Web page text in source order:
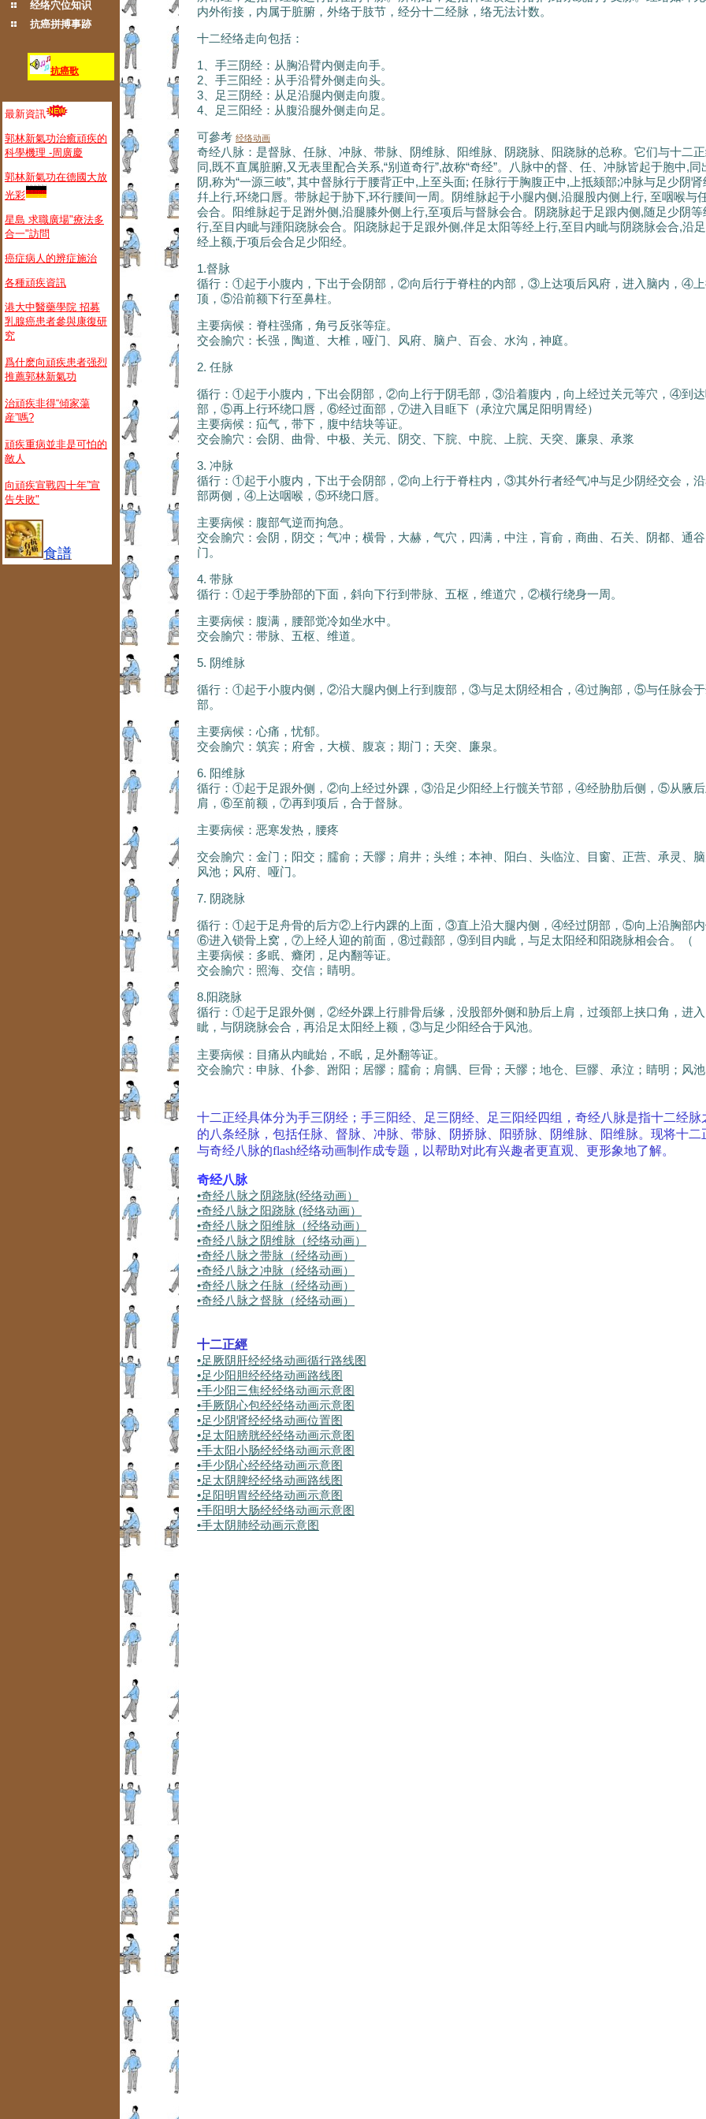
经络穴位知识
抗癌拼搏事跡
抗癌歌
最新資訊
郭林新氣功治癒頑疾的
科學機理 -周廣慶
郭林新氣功在德國大放
光彩
星島 求職廣場"療法多
合一"訪問
癌症病人的辨症施治
各種頑疾資訊
港大中醫藥學院 招募
乳腺癌患者參與康復研
究
爲什麽向頑疾患者强烈
推薦郭林新氣功
治頑疾非得“傾家蕩
産”嗎?
頑疾重病並非是可怕的
敵人
向頑疾宣戰四十年”宣
告失敗"
食譜
内外衔接，内属于脏腑，外络于肢节，经分十二经脉，络无法计数。
十二经络走向包括：
1、手三阴经：从胸沿臂内侧走向手。
2、手三阳经：从手沿臂外侧走向头。
3、足三阴经：从足沿腿内侧走向腹。
4、足三阳经：从腹沿腿外侧走向足。
可參考 经络动画
奇经八脉：是督脉、任脉、冲脉、带脉、阴维脉、阳维脉、阴跷脉、阳跷脉的总称。它们与十二
同,既不直属脏腑,又无表里配合关系,“别道奇行”,故称“奇经”。八脉中的督、任、冲脉皆起于胞中,同
阴,称为“一源三岐”, 其中督脉行于腰背正中,上至头面; 任脉行于胸腹正中,上抵颏部;冲脉与足少阴肾
幷上行,环绕口唇。带脉起于胁下,环行腰间一周。阴维脉起于小腿内侧,沿腿股内侧上行, 至咽喉与
会合。阳维脉起于足跗外侧,沿腿膝外侧上行,至项后与督脉会合。阴跷脉起于足跟内侧,随足少阴等
行,至目内眦与踵阳跷脉会合。阳跷脉起于足跟外侧,伴足太阳等经上行,至目内眦与阴跷脉会合,沿
经上额,于项后会合足少阳经。
1.督脉
循行：①起于小腹内，下出于会阴部，②向后行于脊柱的内部，③上达项后风府，进入脑内，④
顶，⑤沿前额下行至鼻柱。
主要病候：脊柱强痛，角弓反张等症。
交会腧穴：长强，陶道、大椎，哑门、风府、脑户、百会、水沟，神庭。
2. 任脉
循行：①起于小腹内，下出会阴部，②向上行于阴毛部，③沿着腹内，向上经过关元等穴，④到
部，⑤再上行环绕口唇，⑥经过面部，⑦进入目眶下（承泣穴属足阳明胃经）
主要病候：疝气，带下，腹中结块等证。
交会腧穴：会阴、曲骨、中极、关元、阴交、下脘、中脘、上脘、天突、廉泉、承浆
3. 冲脉
循行：①起于小腹内，下出于会阴部，②向上行于脊柱内，③其外行者经气冲与足少阴经交会，
部两侧，④上达咽喉，⑤环绕口唇。
主要病候：腹部气逆而拘急。
交会腧穴：会阴，阴交；气冲；横骨，大赫，气穴，四满，中注，肓俞，商曲、石关、阴都、通
门。
4. 带脉
循行：①起于季胁部的下面，斜向下行到带脉、五枢，维道穴，②横行绕身一周。
主要病候：腹满，腰部觉冷如坐水中。
交会腧穴：带脉、五枢、维道。
5. 阴维脉
循行：①起于小腹内侧，②沿大腿内侧上行到腹部，③与足太阴经相合，④过胸部，⑤与任脉会
部。
主要病候：心痛，忧郁。
交会腧穴：筑宾；府舍，大横、腹哀；期门；天突、廉泉。
6. 阳维脉
循行：①起于足跟外侧，②向上经过外踝，③沿足少阳经上行髋关节部，④经胁肋后侧，⑤从腋后
肩，⑥至前额，⑦再到项后，合于督脉。
主要病候：恶寒发热，腰疼
交会腧穴：金门；阳交；臑俞；天髎；肩井；头维；本神、阳白、头临泣、目窗、正营、承灵、脑
风池；风府、哑门。
7. 阴跷脉
循行：①起于足舟骨的后方②上行内踝的上面，③直上沿大腿内侧，④经过阴部，⑤向上沿胸部内
⑥进入锁骨上窝，⑦上经人迎的前面，⑧过颧部，⑨到目内眦，与足太阳经和阳跷脉相会合。（
主要病候：多眠、癃闭，足内翻等证。
交会腧穴：照海、交信；睛明。
8.阳跷脉
循行：①起于足跟外侧，②经外踝上行腓骨后缘，没股部外侧和胁后上肩，过颈部上挟口角，进
眦，与阴跷脉会合，再沿足太阳经上额，③与足少阳经合于风池。
主要病候：目痛从内眦始，不眠，足外翻等证。
交会腧穴：申脉、仆参、跗阳；居髎；臑俞；肩髃、巨骨；天髎；地仓、巨髎、承泣；睛明；风池
十二正经具体分为手三阴经；手三阳经、足三阴经、足三阳经四组，奇经八脉是指十二经脉
的八条经脉，包括任脉、督脉、冲脉、带脉、阴挢脉、阳骄脉、阴维脉、阳维脉。现将十二
与奇经八脉的flash经络动画制作成专题，以帮助对此有兴趣者更直观、更形象地了解。
奇经八脉
•奇经八脉之阴跷脉(经络动画）
•奇经八脉之阳跷脉 (经络动画）
•奇经八脉之阳维脉（经络动画）
•奇经八脉之阴维脉（经络动画）
•奇经八脉之带脉（经络动画）
•奇经八脉之冲脉（经络动画）
•奇经八脉之任脉（经络动画）
•奇经八脉之督脉（经络动画）
十二正經
•足厥阴肝经经络动画循行路线图
•足少阳胆经经络动画路线图
•手少阳三焦经经络动画示意图
•手厥阴心包经经络动画示意图
•足少阴肾经经络动画位置图
•足太阳膀胱经经络动画示意图
•手太阳小肠经经络动画示意图
•手少阴心经经络动画示意图
•足太阴脾经经络动画路线图
•足阳明胃经经络动画示意图
•手阳明大肠经经络动画示意图
•手太阴肺经动画示意图